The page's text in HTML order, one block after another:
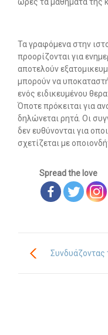
Τα γραφόμενα στην
προορίζονται για
αποτελούν
μπορούν να
ενός ειδικευμένου
Όποτε πρόκειται για
δηλώνεται ρητά. Οι
δεν ευθύνονται για
σχετίζεται με
Spread the love
Συνδυάζοντας